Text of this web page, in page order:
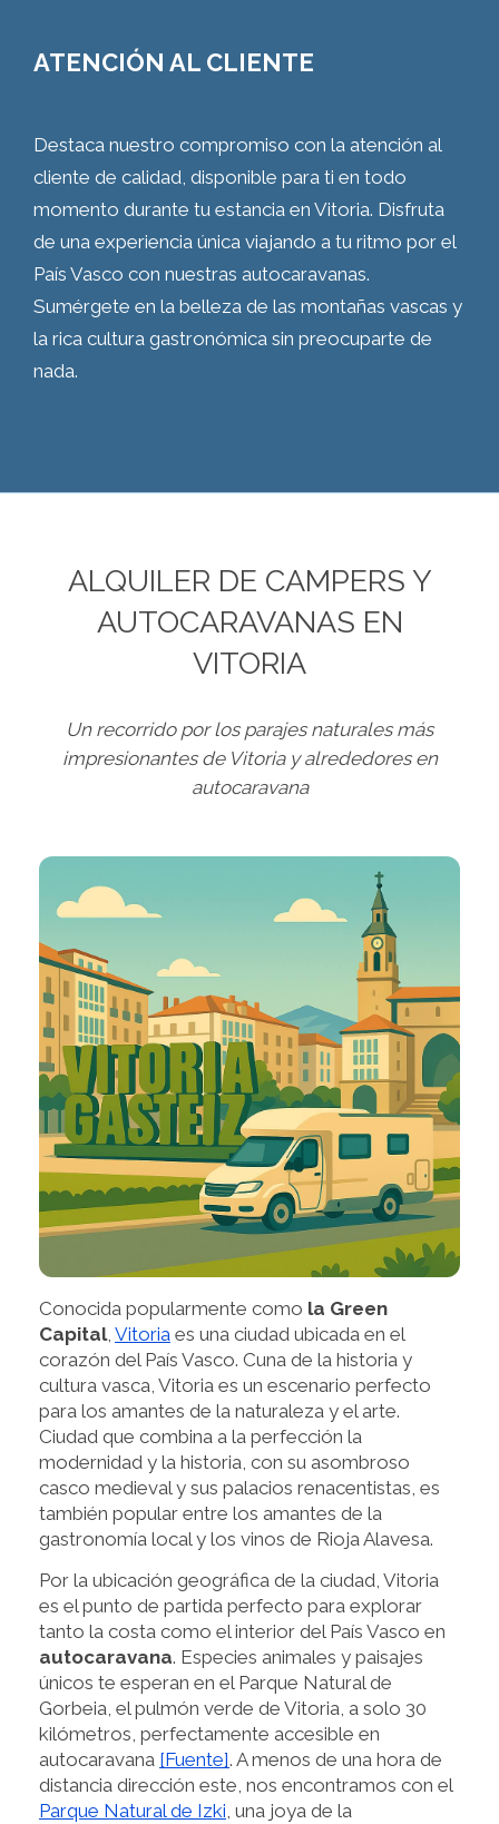
ATENCIÓN AL CLIENTE
Destaca nuestro compromiso con la atención al
cliente de calidad, disponible para ti en todo
momento durante tu estancia en Vitoria. Disfruta
de una experiencia única viajando a tu ritmo por el
País Vasco con nuestras autocaravanas.
Sumérgete en la belleza de las montañas vascas y
la rica cultura gastronómica sin preocuparte de
nada.
ALQUILER DE CAMPERS Y
AUTOCARAVANAS EN
VITORIA
Un recorrido por los parajes naturales más
impresionantes de Vitoria y alrededores en
autocaravana
Conocida popularmente como la Green
Capital, Vitoria es una ciudad ubicada en el
corazón del País Vasco. Cuna de la historia y
cultura vasca, Vitoria es un escenario perfecto
para los amantes de la naturaleza y el arte.
Ciudad que combina a la perfección la
modernidad y la historia, con su asombroso
casco medieval y sus palacios renacentistas, es
también popular entre los amantes de la
gastronomía local y los vinos de Rioja Alavesa.
Por la ubicación geográfica de la ciudad, Vitoria
es el punto de partida perfecto para explorar
tanto la costa como el interior del País Vasco en
autocaravana. Especies animales y paisajes
únicos te esperan en el Parque Natural de
Gorbeia, el pulmón verde de Vitoria, a solo 30
kilómetros, perfectamente accesible en
autocaravana [Fuente]. A menos de una hora de
distancia dirección este, nos encontramos con el
Parque Natural de Izki, una joya de la